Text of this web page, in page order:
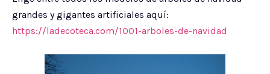
grandes y gigantes artificiales aquí:
https://ladecoteca.com/1001-arboles-de-navidad